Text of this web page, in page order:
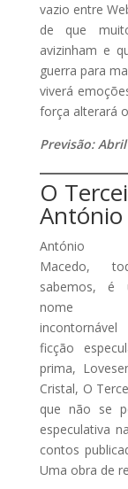
vazio entre
de que
avizinham e
guerra para
viverá
força alterará
Previsão:
O
António
António
Macedo,
sabemos, é
nome
incontornável
ficção
prima,
Cristal, O
que não se
especulativa
contos
Uma obra de